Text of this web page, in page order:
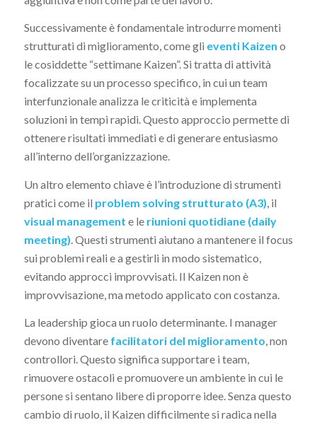
Successivamente è fondamentale introdurre momenti
strutturati di miglioramento, come gli eventi Kaizen o
le cosiddette “settimane Kaizen”. Si tratta di attività
focalizzate su un processo specifico, in cui un team
interfunzionale analizza le criticità e implementa
soluzioni in tempi rapidi. Questo approccio permette di
ottenere risultati immediati e di generare entusiasmo
all’interno dell’organizzazione.
Un altro elemento chiave è l’introduzione di strumenti
pratici come il problem solving strutturato (A3), il
visual management e le riunioni quotidiane (daily
meeting). Questi strumenti aiutano a mantenere il focus
sui problemi reali e a gestirli in modo sistematico,
evitando approcci improvvisati. Il Kaizen non è
improvvisazione, ma metodo applicato con costanza.
La leadership gioca un ruolo determinante. I manager
devono diventare facilitatori del miglioramento, non
controllori. Questo significa supportare i team,
rimuovere ostacoli e promuovere un ambiente in cui le
persone si sentano libere di proporre idee. Senza questo
cambio di ruolo, il Kaizen difficilmente si radica nella